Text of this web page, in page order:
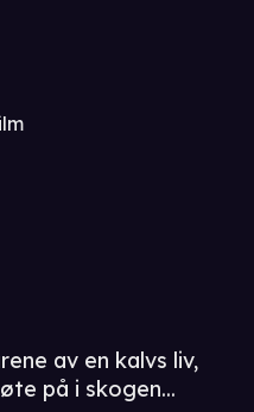
av en kalvs liv,
på i skogen...